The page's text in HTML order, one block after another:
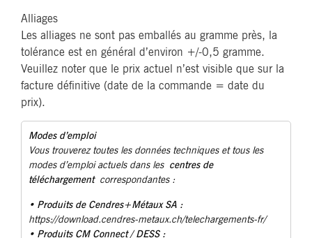
Alliages
Les alliages ne sont pas emballés au gramme près, la
tolérance est en général d’environ +/-0,5 gramme.
Veuillez noter que le prix actuel n’est visible que sur la
facture définitive (date de la commande = date du
prix).
Modes d’emploi
Vous trouverez toutes les données techniques et tous les
modes d’emploi actuels dans les centres de
téléchargementcorrespondantes :
• Produits de Cendres+Métaux SA :
https://download.cendres-metaux.ch/telechargements-fr/
• Produits CM Connect / DESS :